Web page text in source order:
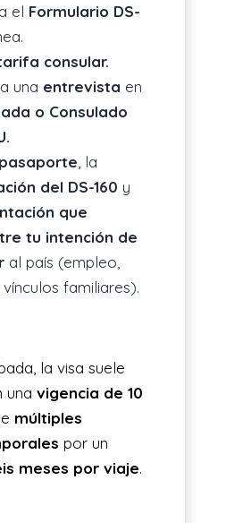
el Formulario DS-
consular.
una entrevista en
o Consulado
pasaporte , la
del DS-160 y
que
tu intención de
al país (empleo,
vínculos familiares).
la visa suele
una vigencia de 10
múltiples
por un
meses por viaje.